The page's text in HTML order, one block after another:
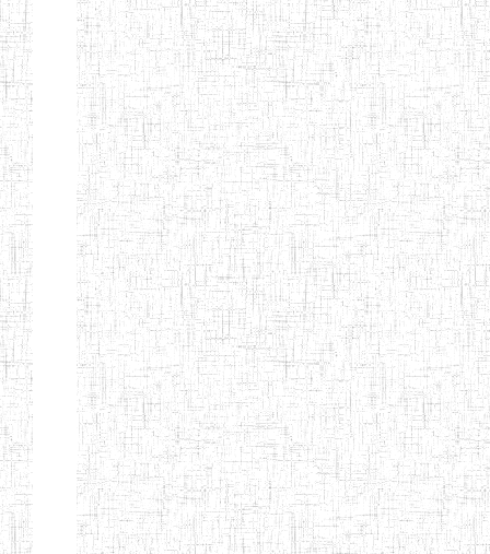
KING TEACHER
TRAINING
COLLEGE
ITCIG SENTTI 14/02/2007 ENIEG
CAMEROON
INCLUSIVE
SPECIAL
EDUCATION
TEACHERS'
TRAINING AND
EMPOWERMENT
PROGRAMME
(CISETTEP)
27/08/2015 ENIEG
ALBERT
27/08/2015 ENIEG